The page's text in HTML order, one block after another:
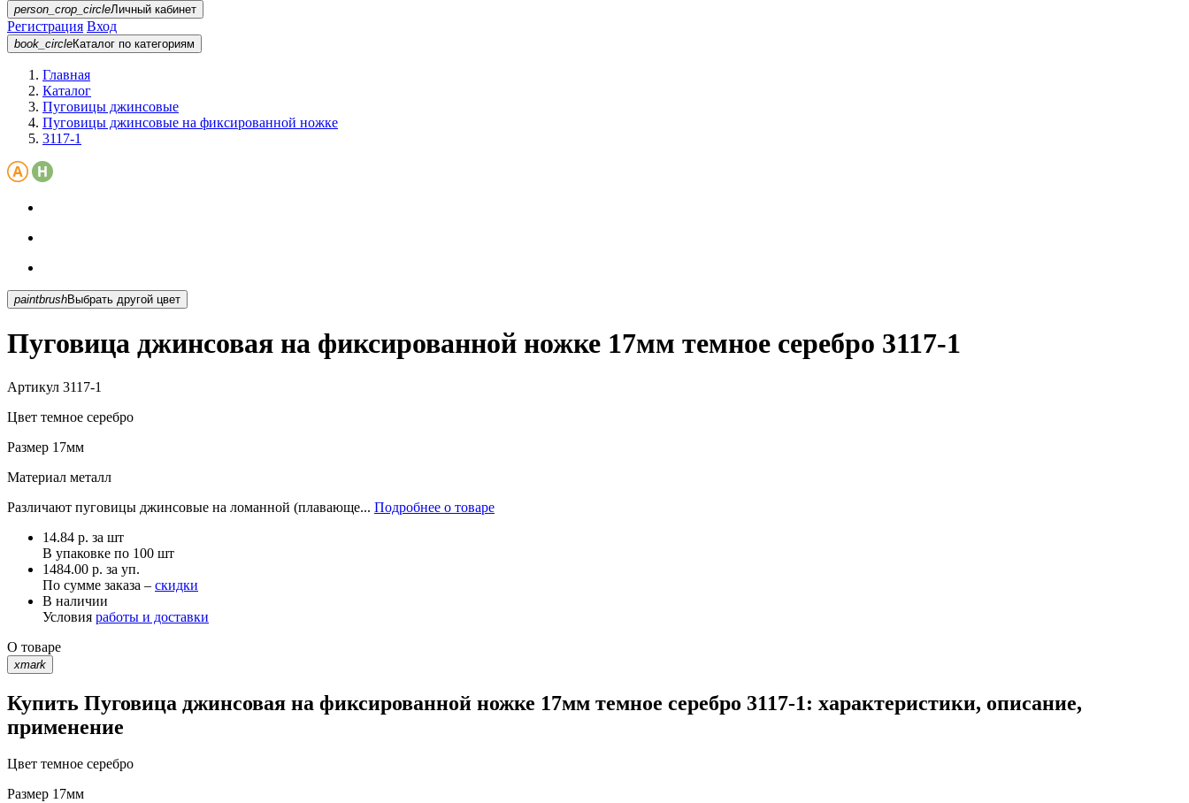
person_crop_circleЛичный кабинет
Регистрация Вход
book_circleКаталог по категориям
Главная
Каталог
Пуговицы джинсовые
Пуговицы джинсовые на фиксированной ножке
3117-1
paintbrush Выбрать другой цвет
Пуговица джинсовая на фиксированной ножке 17мм темное серебро 3117-1
Артикул 3117-1
Цвет темное серебро
Размер 17мм
Материал металл
Различают пуговицы джинсовые на ломанной (плавающе... Подробнее о товаре
14.84 р. за шт
В упаковке по 100 шт
1484.00 р. за уп.
По сумме заказа – скидки
В наличии
Условия работы и доставки
О товаре
xmark
Купить Пуговица джинсовая на фиксированной ножке 17мм темное серебро 3117-1: характеристики, описание,
применение
Цвет темное серебро
Размер 17мм